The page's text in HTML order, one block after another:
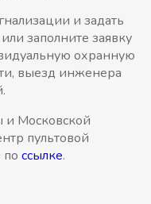
и задать
заполните заявку
охранную
выезд инженера
и Московской
пультовой
поссылке.